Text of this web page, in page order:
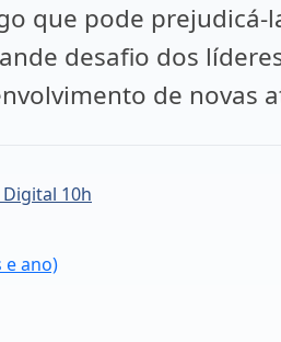
que pode
desafio dos
de novas
10h
e ano)